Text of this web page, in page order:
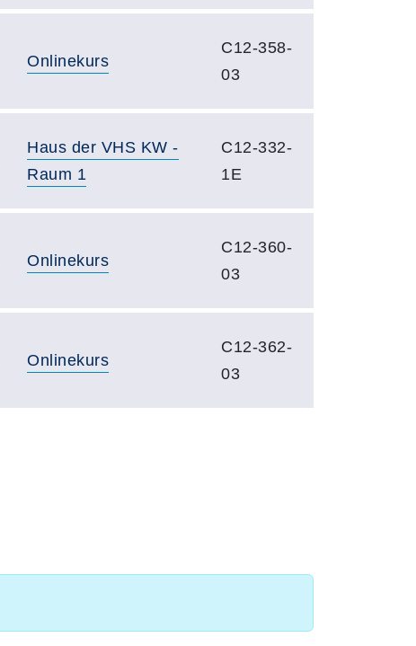
Onlinekurs
C12-358-
03
Haus der VHS KW -
Raum 1
C12-332-
1E
Onlinekurs
C12-360-
03
Onlinekurs
C12-362-
03